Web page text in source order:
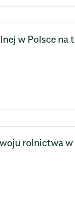
w Polsce na
rolnictwa